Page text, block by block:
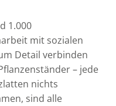
1.000
mit sozialen
Detail verbinden
– jede
nichts
sind alle